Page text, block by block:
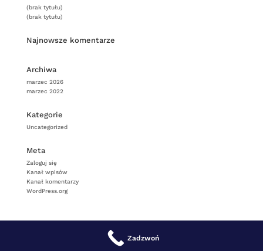
(brak tytułu)
(brak tytułu)
Najnowsze komentarze
Archiwa
marzec 2026
marzec 2022
Kategorie
Uncategorized
Meta
Zaloguj się
Kanał wpisów
Kanał komentarzy
WordPress.org
DESIGNED BYInformatyk-24.com
Zadzwoń